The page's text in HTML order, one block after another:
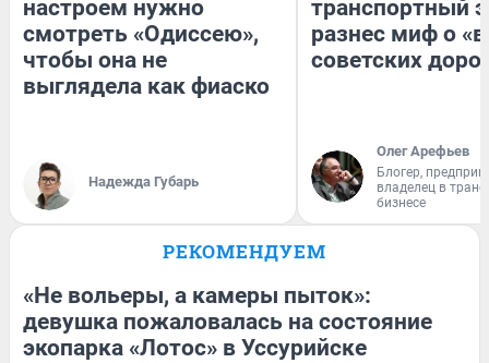
настроем нужно
смотреть «Одиссею»,
чтобы она не
выглядела как фиаско
Надежда Губарь
транспортный
разнес миф о
советских
Олег Арефьев
Блогер,
владелец в
бизнесе
РЕКОМЕНДУЕМ
«Не вольеры, а камеры пыток»:
девушка пожаловалась на состояние
экопарка «Лотос» в Уссурийске